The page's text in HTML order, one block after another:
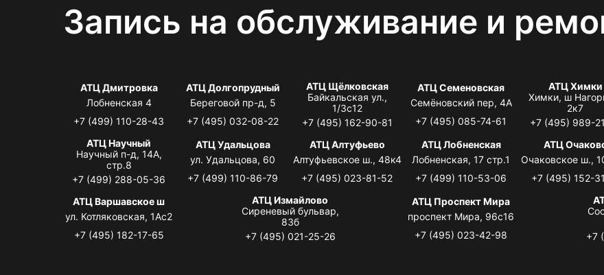
Запись на обслуживание и
АТЦ Дмитровка
Лобненская 4
+7 (499) 110-28-43
АТЦ Долгопрудный
Береговой пр-д, 5
+7 (495) 032-08-22
АТЦ Щёлковская
Байкальская ул.,
1/3с12
+7 (495) 162-90-81
АТЦ Семеновская
Семёновский пер, 4А
+7 (495) 085-74-61
АТЦ Химки
Химки, ш
2к7
+7 (495) 989-
АТЦ Научный
Научный п-д, 14А,
стр.8
+7 (499) 288-05-36
АТЦ Удальцова
ул. Удальцова, 60
+7 (499) 110-86-79
АТЦ Алтуфьево
Алтуфьевское ш., 48к4
+7 (495) 023-81-52
АТЦ Лобненская
Лобненская, 17 стр.1
+7 (499) 110-53-06
АТЦ
Очаковское ш.,
+7 (495) 152-
АТЦ Варшавское ш
ул. Котляковская, 1Ас2
+7 (495) 182-17-65
АТЦ Измайлово
Сиреневый бульвар,
83б
+7 (495) 021-25-26
АТЦ Проспект Мира
проспект Мира, 96с16
+7 (495) 023-42-98
+7